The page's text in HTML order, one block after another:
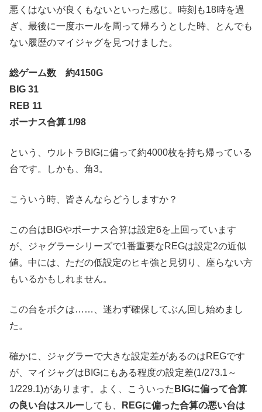
悪くはないが良くもないといった感じ。時刻も18時を過
ぎ、最後に一度ホールを周って帰ろうとした時、とんでも
ない履歴のマイジャグを見つけました。
総ゲーム数 約4150G
BIG 31
REB 11
ボーナス合算 1/98
という、ウルトラBIGに偏って約4000枚を持ち帰っている
台です。しかも、角3。
こういう時、皆さんならどうしますか？
この台はBIGやボーナス合算は設定6を上回っています
が、ジャグラーシリーズで1番重要なREGは設定2の近似
値。中には、ただの低設定のヒキ強と見切り、座らない方
もいるかもしれません。
この台をボクは……、迷わず確保してぶん回し始めまし
た。
確かに、ジャグラーで大きな設定差があるのはREGです
が、マイジャグはBIGにもある程度の設定差(1/273.1～
1/229.1)があります。よく、こういった BIGに偏って合算
の良い台はスルーしても、
REGに偏った合算の悪い台は